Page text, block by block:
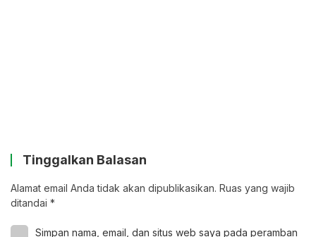
Tinggalkan Balasan
Alamat email Anda tidak akan dipublikasikan. Ruas yang wajib
ditandai *
Simpan nama, email, dan situs web saya pada peramban